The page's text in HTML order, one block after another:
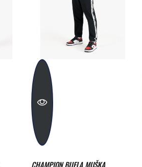
CHAMPION BIJELA MUŠKA